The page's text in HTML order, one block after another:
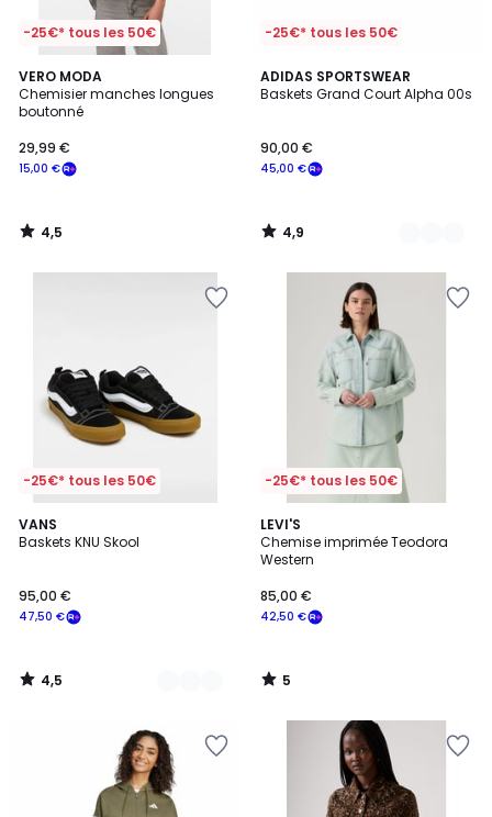
-25€* tous les 50€
VERO MODA
Chemisier manches longues
boutonné
15,00 €
29,99 €
4,5
/ 5
4,5
/
-25€* tous les 50€
ADIDAS SPORTSWEAR
Baskets Grand Court Alpha 00s
45,00 €
90,00 €
4,9
/ 5
3
Couleurs
4,9
/
-25€* tous les 50€
VANS
Baskets KNU Skool
47,50 €
95,00 €
4,5
/ 5
2
Couleurs
4,5
/
-25€* tous les 50€
LEVI'S
Chemise imprimée Teodora
Western
42,50 €
85,00 €
5
/
5
5
/